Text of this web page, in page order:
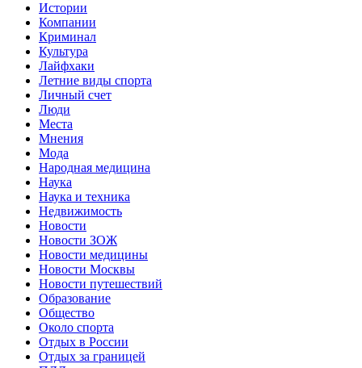
Истории
Компании
Криминал
Культура
Лайфхаки
Летние виды спорта
Личный счет
Люди
Места
Мнения
Мода
Народная медицина
Наука
Наука и техника
Недвижимость
Новости
Новости ЗОЖ
Новости медицины
Новости Москвы
Новости путешествий
Образование
Общество
Около спорта
Отдых в России
Отдых за границей